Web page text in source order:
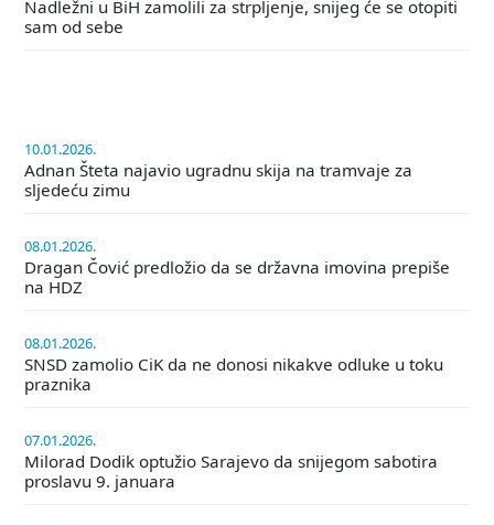
Nadležni u BiH zamolili za strpljenje, snijeg će se otopiti
sam od sebe
10.01.2026.
Adnan Šteta najavio ugradnu skija na tramvaje za
sljedeću zimu
08.01.2026.
Dragan Čović predložio da se državna imovina prepiše
na HDZ
08.01.2026.
SNSD zamolio CiK da ne donosi nikakve odluke u toku
praznika
07.01.2026.
Milorad Dodik optužio Sarajevo da snijegom sabotira
proslavu 9. januara